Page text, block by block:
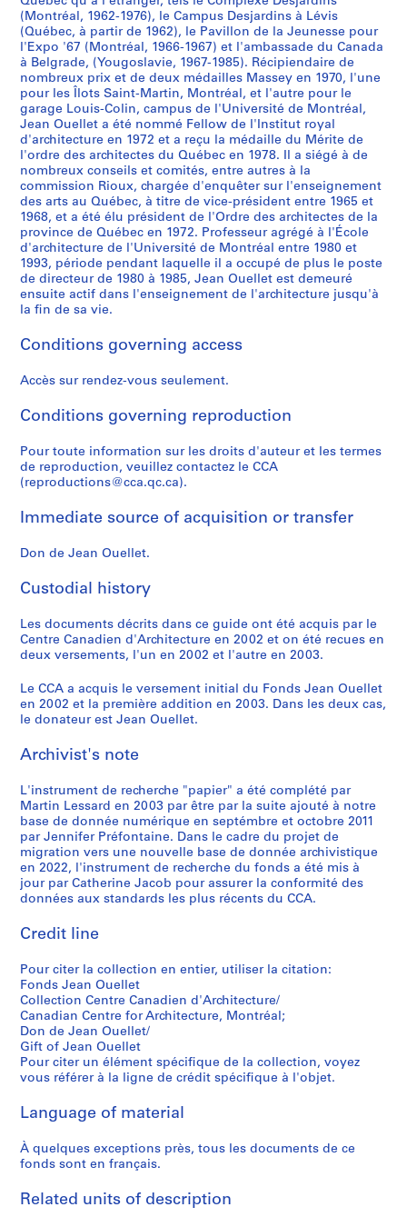
s
d
'
a
r
c
h
i
t
e
c
t
u
r
e
s
o
a
r
,
1
6
AP129.S1.D1
e
,
E
x
p
o
6
7
,
M
o
n
t
r
é
a
,
u
b
c
,
9
5
1
9
7
M
o
n
t
r
é
a
l
,
Q
u
é
b
e
c
,
9
4
2
0
2
o
n
t
r
é
a
l
,
Q
u
é
b
e
c
,
1
6
-
9
9
AP129.S1.D4
,
U
n
i
v
e
r
s
i
t
é
d
u
Q
u
é
e
à
o
t
r
a
,
o
t
r
a
l
,
u
b
e
c
,
1
9
8
1
9
7
1
AP129.S1.D5
m
é
n
a
g
e
m
e
n
t
,
C
o
l
l
i
e
a
l
m
e
t
i
e
Q
u
b
e
c
Q
é
b
e
c
,
1
6
AP129.S1.D6
l
,
M
o
n
t
r
é
a
l
,
Q
u
é
b
e
,
9
4
1
9
8
u
-
s
e
r
i
e
:
a
r
a
g
e
L
u
s
C
o
l
i
n
,
n
v
r
u
-
s
e
r
i
e
:
a
r
a
g
e
é
a
e
d
e
l
'
e
s
,
n
v
u
-
s
e
r
i
e
:
l
a
n
d
i
r
c
e
u
r
,
U
n
i
e
s
t
n
t
,
P
l
a
c
e
d
e
l
a
J
u
s
t
c
,
o
t
r
a
,
u
b
e
,
1
9
0
AP129.S1.D8
r
é
a
l
,
Q
u
é
b
e
c
1
9
7
9
r
l
a
C
o
m
m
i
s
s
i
o
n
d
e
l
s
n
é
t
d
l
s
c
r
i
é
d
u
r
v
a
i
l
,
M
n
r
é
a
l
,
Q
u
é
b
e
c
1
d
e
s
t
e
c
h
n
i
q
u
e
s
d
u
V
e
x
o
t
r
a
,
o
t
r
a
l
,
u
b
e
c
,
1
9
3
1
9
8
6
AP129.S1.D11
a
n
a
l
d
e
L
a
c
h
i
n
e
,
M
o
t
é
l
Q
u
b
c
1
8
5
1
9
9
1
AP129.S2
(Montréal, 1962-1976), le Campus Desjardins à Lévis
(Québec, à partir de 1962), le Pavillon de la Jeunesse pour
l'Expo '67 (Montréal, 1966-1967) et l'ambassade du Canada
à Belgrade, (Yougoslavie, 1967-1985). Récipiendaire de
nombreux prix et de deux médailles Massey en 1970, l'une
pour les Îlots Saint-Martin, Montréal, et l'autre pour le
garage Louis-Colin, campus de l'Université de Montréal,
Jean Ouellet a été nommé Fellow de l'Institut royal
d'architecture en 1972 et a reçu la médaille du Mérite de
l'ordre des architectes du Québec en 1978. Il a siégé à de
nombreux conseils et comités, entre autres à la
commission Rioux, chargée d'enquêter sur l'enseignement
des arts au Québec, à titre de vice-président entre 1965 et
1968, et a été élu président de l'Ordre des architectes de la
province de Québec en 1972. Professeur agrégé à l'École
d'architecture de l'Université de Montréal entre 1980 et
1993, période pendant laquelle il a occupé de plus le poste
de directeur de 1980 à 1985, Jean Ouellet est demeuré
ensuite actif dans l'enseignement de l'architecture jusqu'à
la fin de sa vie.
Conditions governing access
Accès sur rendez-vous seulement.
Conditions governing reproduction
Pour toute information sur les droits d'auteur et les termes
de reproduction, veuillez contactez le CCA
(reproductions@cca.qc.ca).
Immediate source of acquisition or transfer
Don de Jean Ouellet.
Custodial history
Les documents décrits dans ce guide ont été acquis par le
Centre Canadien d'Architecture en 2002 et on été recues en
deux versements, l'un en 2002 et l'autre en 2003.
Le CCA a acquis le versement initial du Fonds Jean Ouellet
en 2002 et la première addition en 2003. Dans les deux cas,
le donateur est Jean Ouellet.
Archivist's note
L'instrument de recherche "papier" a été complété par
Martin Lessard en 2003 par être par la suite ajouté à notre
base de donnée numérique en septémbre et octobre 2011
par Jennifer Préfontaine. Dans le cadre du projet de
migration vers une nouvelle base de donnée archivistique
en 2022, l'instrument de recherche du fonds a été mis à
jour par Catherine Jacob pour assurer la conformité des
données aux standards les plus récents du CCA.
Credit line
Pour citer la collection en entier, utiliser la citation:
Fonds Jean Ouellet
Collection Centre Canadien d'Architecture/
Canadian Centre for Architecture, Montréal;
Don de Jean Ouellet/
Gift of Jean Ouellet
Pour citer un élément spécifique de la collection, voyez
vous référer à la ligne de crédit spécifique à l'objet.
Language of material
À quelques exceptions près, tous les documents de ce
fonds sont en français.
Related units of description